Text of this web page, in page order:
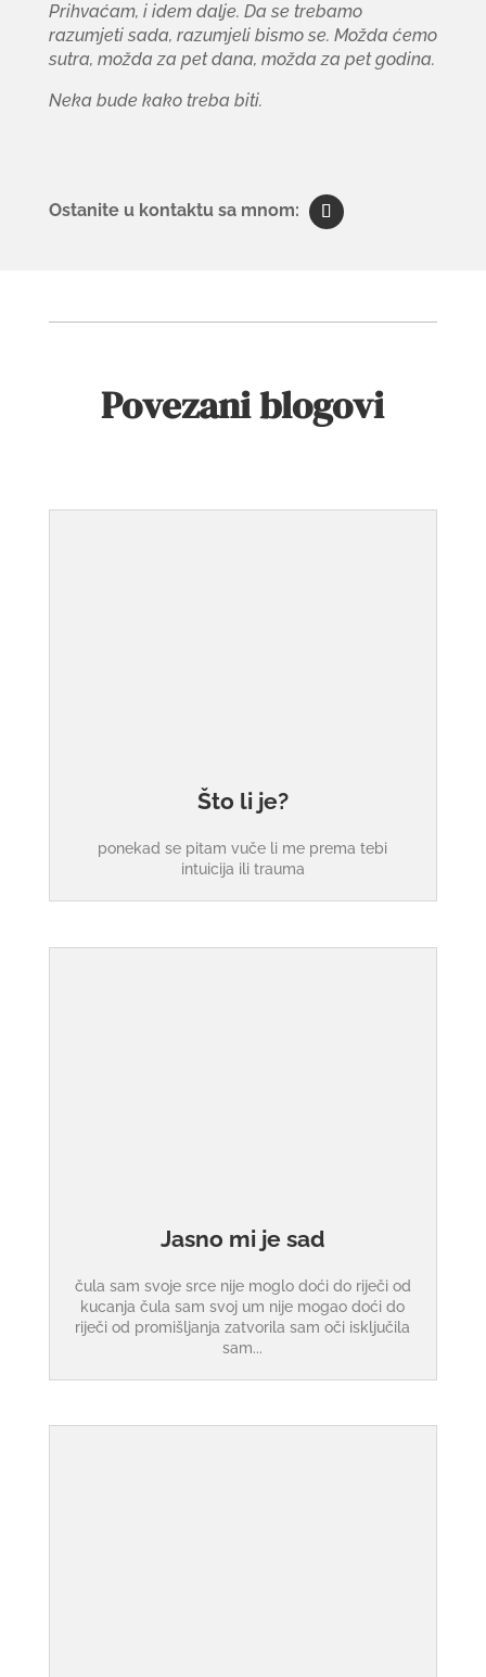
Prihvaćam, i idem dalje. Da se trebamo
razumjeti sada, razumjeli bismo se. Možda ćemo
sutra, možda za pet dana, možda za pet godina.
Neka bude kako treba biti.
Povezani blogovi
Što li je?
ponekad se pitam vuče li me prema tebi
intuicija ili trauma
Jasno mi je sad
čula sam svoje srce nije moglo doći do riječi od
kucanja čula sam svoj um nije mogao doći do
riječi od promišljanja zatvorila sam oči isključila
sam...